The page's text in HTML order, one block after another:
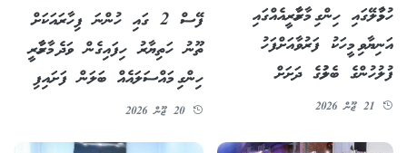
ހުޅުމާލޭގައި ހިންގި މާރާމާރީއެއްގައި
އަނިޔާވި މީހަކު ފަރުވާއަށްފަހު
ފުލުހުންގެ ބެލުމުގެ ދަށަށް
ފޭސް 2 ގައި ހުންނަ ފިހާރައަކަށް
ތޫނު ހަތިޔާރު ހިފައިގެން ވަދެ މާރާމާރީ
ހިންގި މައްސަލައެއް ބަލަން ފަށައިފި
20 ޖޫން 2026